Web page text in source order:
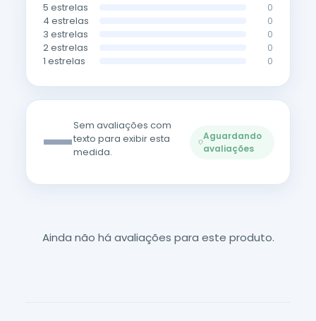
5 estrelas 0
4 estrelas 0
3 estrelas 0
2 estrelas 0
1 estrelas 0
—Sem avaliações com
texto para exibir esta
medida.
Aguardando
avaliações
Ainda não há avaliações para este produto.